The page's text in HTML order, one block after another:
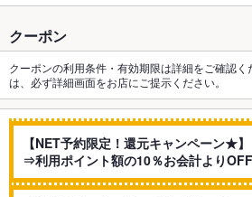
クーポン
クーポンの利用条件・有効期限は詳細をご確認
は、必ず詳細画面をお店にご提示ください。
【NET予約限定！還元キャンペーン
⇒利用ポイント額の10％お会計よりOFF